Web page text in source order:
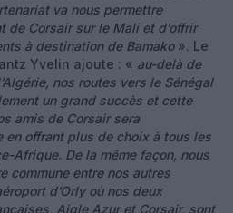
va nous permettre
de Corsair sur le Mali et d’offrir
à destination de Bamako». Le
Yvelin ajoute : « au-delà de
nos routes vers le Sénégal
un grand succès et cette
amis de Corsair sera
en offrant plus de choix à tous les
Afrique. De la même façon, nous
commune entre nos autres
d’Orly où nos deux
Aigle Azur et Corsair, sont